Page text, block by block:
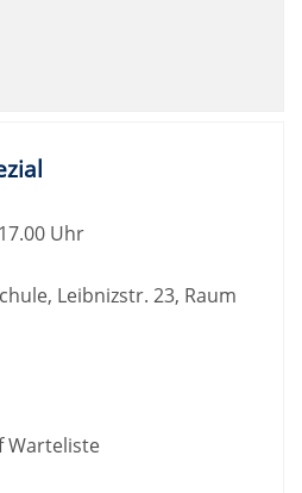
Uhr
Leibnizstr. 23, Raum
Warteliste